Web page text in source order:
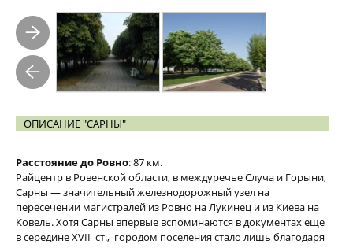
ОПИСАНИЕ "САРНЫ"
Расстояние до Ровно: 87 км.
Райцентр в Ровенской области, в междуречье Случа и Горыни,
Сарны — значительный железнодорожный узел на
пересечении магистралей из Ровно на Лукинец и из Киева на
Ковель. Хотя Сарны впервые вспоминаются в документах еще
в середине XVII ст., городом поселения стало лишь благодаря